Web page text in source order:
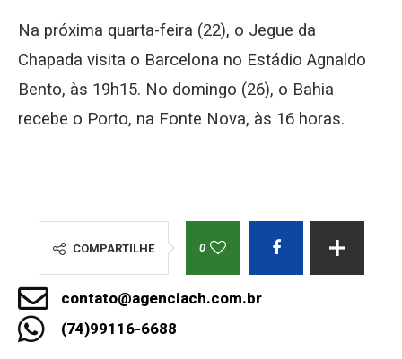
Na próxima quarta-feira (22), o Jegue da
Chapada visita o Barcelona no Estádio Agnaldo
Bento, às 19h15. No domingo (26), o Bahia
recebe o Porto, na Fonte Nova, às 16 horas.
COMPARTILHE 0
contato@agenciach.com.br
(74)99116-6688